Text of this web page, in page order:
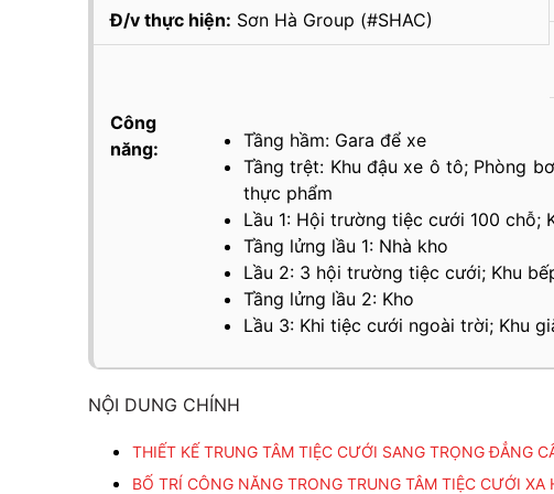
Đ/v thực hiện: Sơn Hà Group (#SHAC)
Công
năng:
Tầng hầm: Gara để xe
Tầng trệt: Khu đậu xe ô tô; Phòng
thực phẩm
Lầu 1: Hội trường tiệc cưới 100 chỗ;
Tầng lửng lầu 1: Nhà kho
Lầu 2: 3 hội trường tiệc cưới; Khu
Tầng lửng lầu 2: Kho
Lầu 3: Khi tiệc cưới ngoài trời; Khu
NỘI DUNG CHÍNH
THIẾT KẾ TRUNG TÂM TIỆC CƯỚI SANG TRỌNG ĐẲNG
BỐ TRÍ CÔNG NĂNG TRONG TRUNG TÂM TIỆC CƯỚI